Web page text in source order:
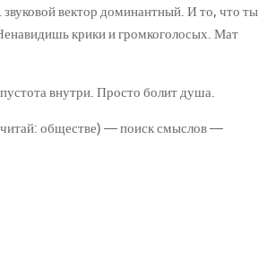
вектор доминантный. И то, что ты
крики и громкоголосых. Мат
внутри. Просто болит душа.
(читай: обществе) — поиск смыслов —